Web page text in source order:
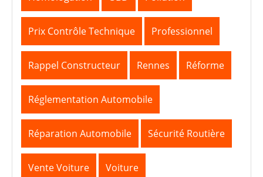
Prix Contrôle Technique Professionnel
Rappel Constructeur Rennes Réforme
Réglementation Automobile
Réparation Automobile Sécurité Routière
Vente Voiture Voiture